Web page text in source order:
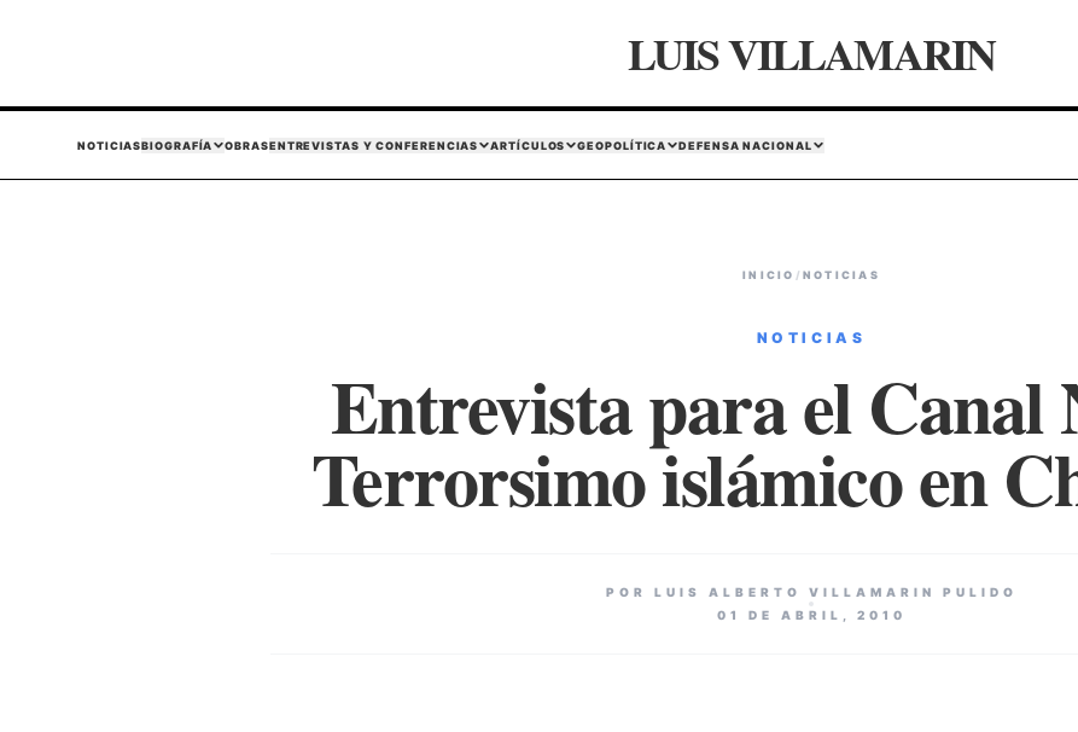
LUIS VILLAMARIN
NOTICIASBIOGRAFÍA OBRASENTREVISTAS Y CONFERENCIAS ARTÍCULOS GEOPOLÍTICA DEFENSA NACIONAL
INICIO / NOTICIAS
NOTICIAS
Entrevista para el Canal
Terrorsimo islámico en
POR LUIS ALBERTO VILLAMARIN PULIDO
01 DE ABRIL, 2010